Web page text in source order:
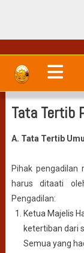
Tata Tertib
A. Tata Tertib
Pihak
harus ditaati
Pengadilan:
Ketua Majelis
ketertiban dari
Semua yang